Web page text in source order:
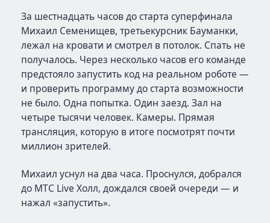
За шестнадцать часов до старта суперфинала
Михаил Семенищев, третьекурсник Бауманки,
лежал на кровати и смотрел в потолок. Спать не
получалось. Через несколько часов его команде
предстояло запустить код на реальном роботе —
и проверить программу до старта возможности
не было. Одна попытка. Один заезд. Зал на
четыре тысячи человек. Камеры. Прямая
трансляция, которую в итоге посмотрят почти
миллион зрителей.
Михаил уснул на два часа. Проснулся, добрался
до МТС Live Холл, дождался своей очереди — и
нажал «запустить».